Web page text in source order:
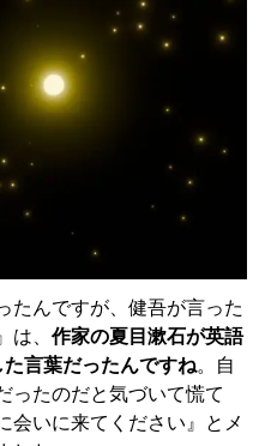
たんですが、健吾が言った
は、 作家の夏目漱石が英語
言葉だったんですね。自
ったのだと気づいて慌て
会いに来てください』とメ